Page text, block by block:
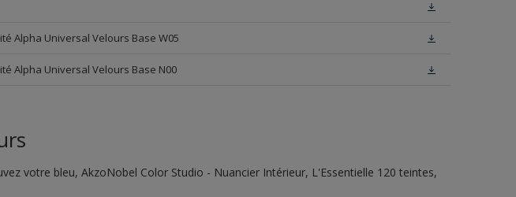
Alpha Universal Velours Base W05
Alpha Universal Velours Base N00
votre bleu, AkzoNobel Color Studio - Nuancier Intérieur, L'Essentielle 120 teintes,